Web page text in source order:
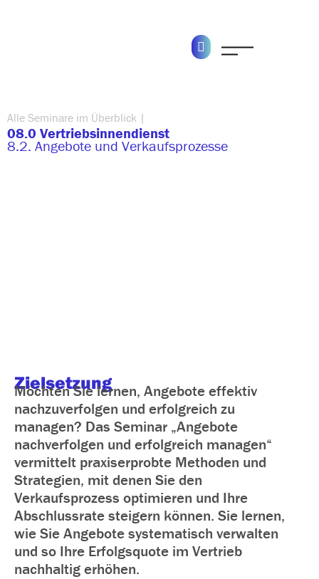
Alle Seminare im Überblick |
08.0 Vertriebsinnendienst
8.2. Angebote und Verkaufsprozesse
Zielsetzung
Möchten Sie lernen, Angebote effektiv
nachzuverfolgen und erfolgreich zu
managen? Das Seminar „Angebote
nachverfolgen und erfolgreich managen“
vermittelt praxiserprobte Methoden und
Strategien, mit denen Sie den
Verkaufsprozess optimieren und Ihre
Abschlussrate steigern können. Sie lernen,
wie Sie Angebote systematisch verwalten
und so Ihre Erfolgsquote im Vertrieb
nachhaltig erhöhen.